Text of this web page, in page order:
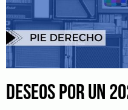
DESEOS POR UN